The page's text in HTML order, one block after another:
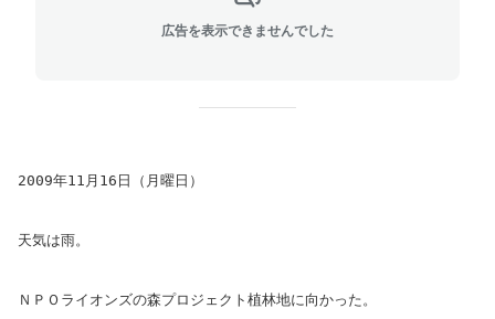
広告を表示できませんでした
2009年11月16日（月曜日）
天気は雨。
ＮＰＯライオンズの森プロジェクト植林地に向かった。